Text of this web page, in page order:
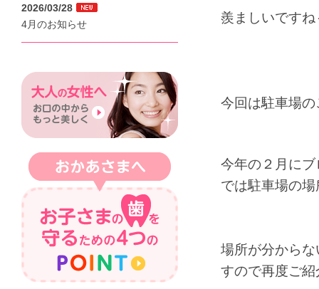
羨ましいです
今回は駐車場
今年の２月に
では駐車場の
場所が分から
すので再度ご
2026/03/28
4月のお知らせ